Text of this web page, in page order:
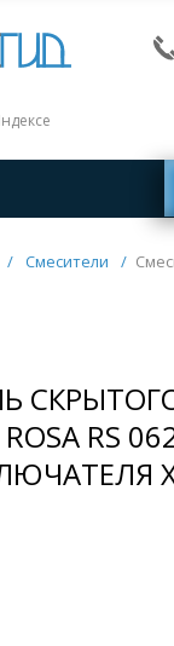
/ Смесители /
ROSA RS